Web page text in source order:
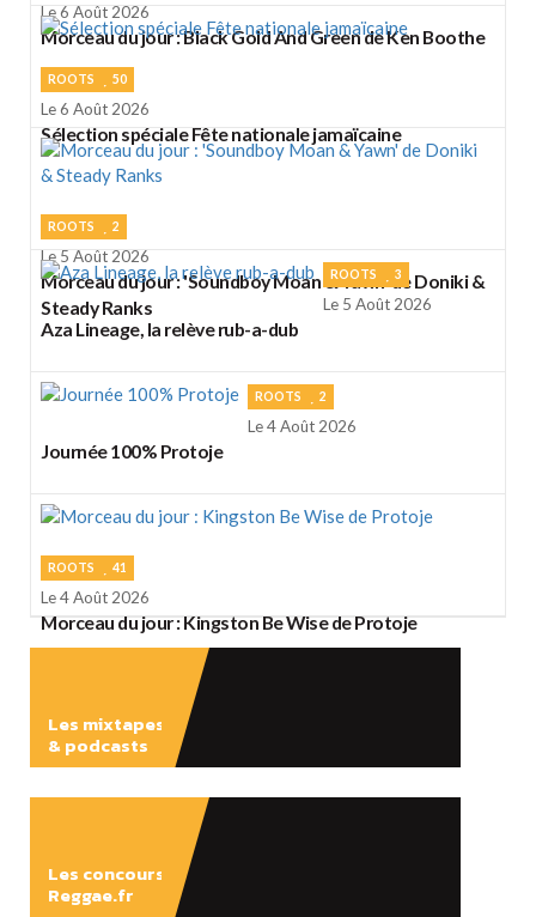
Le 6 Août 2026
Morceau du jour : Black Gold And Green de Ken Boothe
ROOTS 50
Le 6 Août 2026
Sélection spéciale Fête nationale jamaïcaine
ROOTS 2
Le 5 Août 2026
Morceau du jour : 'Soundboy Moan & Yawn' de Doniki &
Steady Ranks
ROOTS 3
Le 5 Août 2026
Aza Lineage, la relève rub-a-dub
ROOTS 2
Le 4 Août 2026
Journée 100% Protoje
ROOTS 41
Le 4 Août 2026
Morceau du jour : Kingston Be Wise de Protoje
Les mixtapes
& podcasts
Les concours
Reggae.fr